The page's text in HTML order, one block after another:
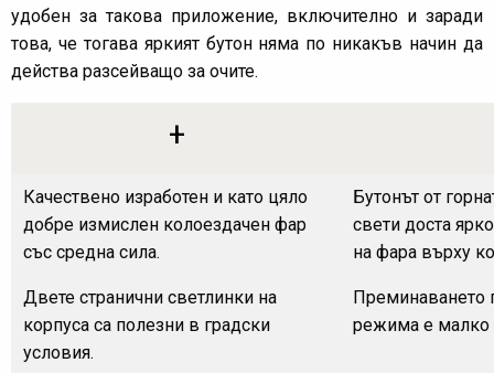
удобен за такова приложение, включително и заради
това, че тогава яркият бутон няма по никакъв начин да
действа разсейващо за очите.
+
Качествено изработен и като цяло
добре измислен колоездачен фар
със средна сила.
Двете странични светлинки на
корпуса са полезни в градски
условия.
Бутонът от
свети доста
на фара върху
Преминаването
режима е малко